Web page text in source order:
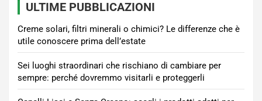
ULTIME PUBBLICAZIONI
Creme solari, filtri minerali o chimici? Le differenze che è
utile conoscere prima dell’estate
Sei luoghi straordinari che rischiano di cambiare per
sempre: perché dovremmo visitarli e proteggerli